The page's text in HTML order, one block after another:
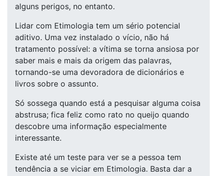
alguns perigos, no entanto.
Lidar com Etimologia tem um sério potencial
aditivo. Uma vez instalado o vício, não há
tratamento possível: a vítima se torna ansiosa por
saber mais e mais da origem das palavras,
tornando-se uma devoradora de dicionários e
livros sobre o assunto.
Só sossega quando está a pesquisar alguma coisa
abstrusa; fica feliz como rato no queijo quando
descobre uma informação especialmente
interessante.
Existe até um teste para ver se a pessoa tem
tendência a se viciar em Etimologia. Basta dar a